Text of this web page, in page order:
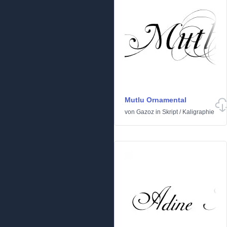
Mutlu Ornamental
von Gazoz in Skript/ Kaligraphie